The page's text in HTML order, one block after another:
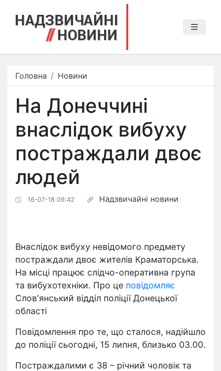
Головна Новини
На Донеччині
внаслідок вибуху
постраждали двоє
людей
16-07-18 09:42 Надзвичайні новини
Внаслідок вибуху невідомого предмету
постраждали двоє жителів Краматорська.
На місці працює слідчо-оперативна група
та вибухотехніки. Про це повідомляє
Слов'янський відділ поліції Донецької
області
Повідомлення про те, що сталося, надійшло
до поліції сьогодні, 15 липня, близько 03.00.
Постраждалими є 38 – річний чоловік та